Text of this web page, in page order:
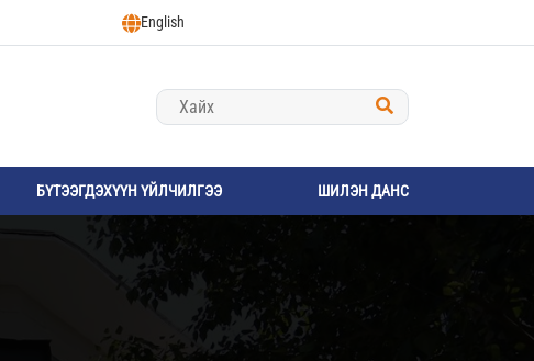
English
БҮТЭЭГДЭХҮҮН ҮЙЛЧИЛГЭЭ ШИЛЭН ДАНС